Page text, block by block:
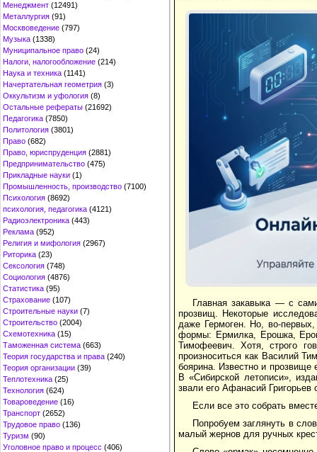
Менеджмент (12491)
Металлургия (91)
Москвоведение (797)
Музыка (1338)
Муниципальное право (24)
Налоги, налогообложение (214)
Наука и техника (1141)
Начертательная геометрия (3)
Оккультизм и уфология (8)
Остальные рефераты (21692)
Педагогика (7850)
Политология (3801)
Право (682)
Право, юриспруденция (2881)
Предпринимательство (475)
Прикладные науки (1)
Промышленность, производство (7100)
Психология (8692)
психология, педагогика (4121)
Радиоэлектроника (443)
Реклама (952)
Религия и мифология (2967)
Риторика (23)
Сексология (748)
Социология (4876)
Статистика (95)
Страхование (107)
Строительные науки (7)
Строительство (2004)
Схемотехника (15)
Таможенная система (663)
Теория государства и права (240)
Теория организации (39)
Теплотехника (25)
Технология (624)
Товароведение (16)
Транспорт (2652)
Трудовое право (136)
Туризм (90)
Уголовное право и процесс (406)
Главная закавыка — с
прозвищ. Некоторые
даже Гермоген. Но, во-первых,
формы: Ермилка, Ерошка,
Тимофеевич. Хотя, строго
произноситься как Василий
боярина. Известно и
В «Сибирской летописи»,
звали его Афанасий Григорьев
Если все это собрать
Попробуем заглянуть в
малый жернов для ручных